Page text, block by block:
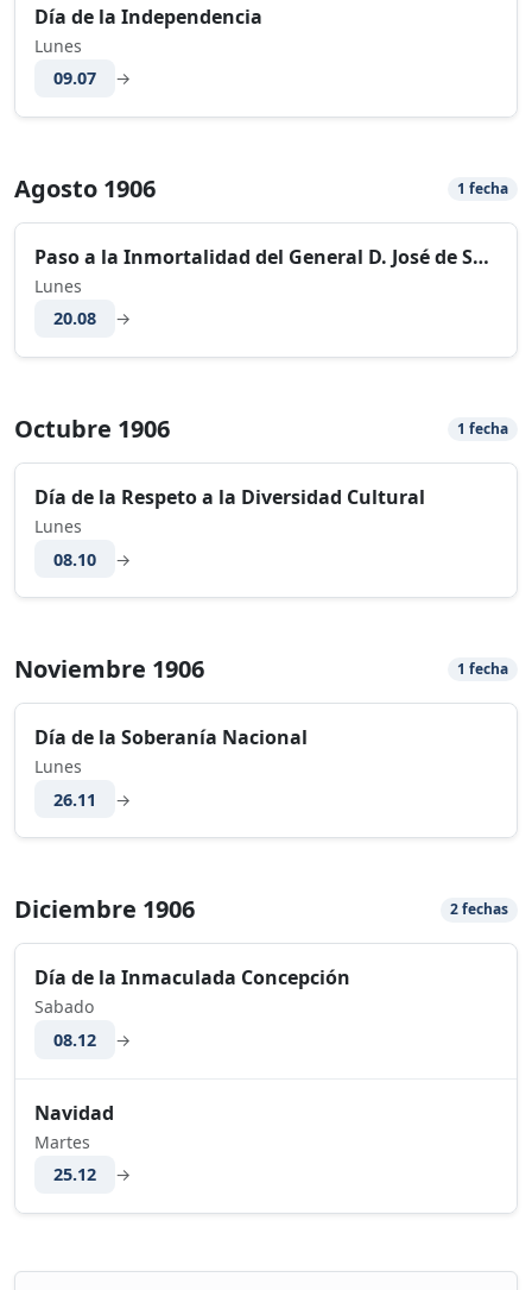
Día de la Independencia
Lunes
09.07
→
Agosto 1906 1 fecha
Paso a la Inmortalidad del General D. José de San Martín
Lunes
20.08
→
Octubre 1906 1 fecha
Día de la Respeto a la Diversidad Cultural
Lunes
08.10
→
Noviembre 1906 1 fecha
Día de la Soberanía Nacional
Lunes
26.11
→
Diciembre 1906 2 fechas
Día de la Inmaculada Concepción
Sabado
08.12
→
Navidad
Martes
25.12
→